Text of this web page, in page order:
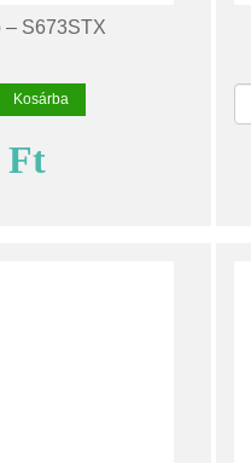
– S673STX
Kosárba
Ft